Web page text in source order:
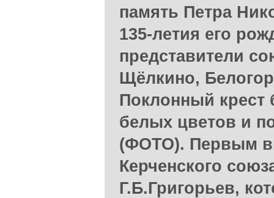
память Петра
135-летия его
представители
Щёлкино,
Поклонный крест
белых цветов и
(ФОТО). Первым
Керченского
Г.Б.Григорьев,